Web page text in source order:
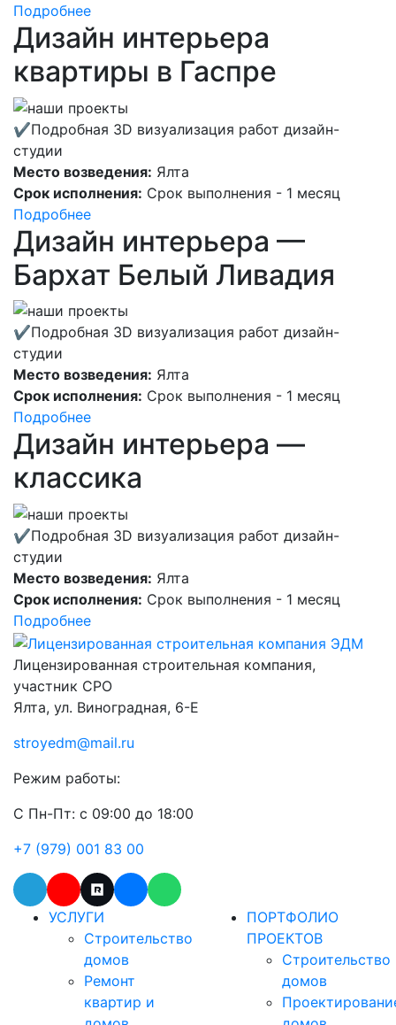
Подробнее
Дизайн интерьера
квартиры в Гаспре
✔Подробная 3D визуализация работ дизайн-
студии
Место возведения: Ялта
Срок исполнения: Срок выполнения - 1 месяц
Подробнее
Дизайн интерьера —
Бархат Белый Ливадия
✔Подробная 3D визуализация работ дизайн-
студии
Место возведения: Ялта
Срок исполнения: Срок выполнения - 1 месяц
Подробнее
Дизайн интерьера —
классика
✔Подробная 3D визуализация работ дизайн-
студии
Место возведения: Ялта
Срок исполнения: Срок выполнения - 1 месяц
Подробнее
Лицензированная строительная компания,
участник СРО
Ялта, ул. Виноградная, 6-Е
stroyedm@mail.ru
Режим работы:
С Пн-Пт: с 09:00 до 18:00
+7 (979) 001 83 00
УСЛУГИ
Строительство
домов
Ремонт
квартир и
ПОРТФОЛИО
ПРОЕКТОВ
Строительство
домов